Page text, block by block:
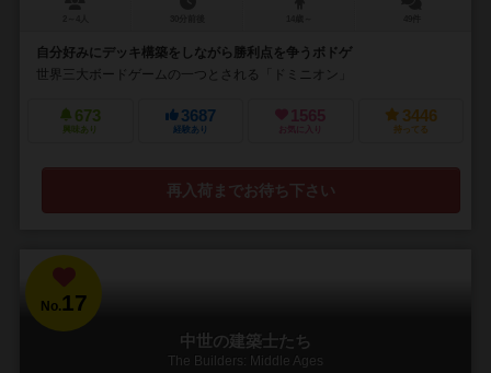
自分好みにデッキ構築をしながら勝利点を争うボドゲ
世界三大ボードゲームの一つとされる「ドミニオン」
673
興味あり
3687
経験あり
1565
お気に入り
3446
持ってる
再入荷までお待ち下さい
No.17
中世の建築士たち
The Builders: Middle Ages